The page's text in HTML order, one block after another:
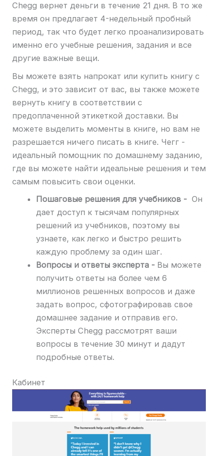
Chegg вернет деньги в течение 21 дня. В то же
время он предлагает 4-недельный пробный
период, так что будет легко проанализировать
именно его учебные решения, задания и все
другие важные вещи.
Вы можете взять напрокат или купить книгу с
Chegg, и это зависит от вас, вы также можете
вернуть книгу в соответствии с
предоплаченной этикеткой доставки. Вы
можете выделить моменты в книге, но вам не
разрешается ничего писать в книге. Чегг -
идеальный помощник по домашнему заданию,
где вы можете найти идеальные решения и тем
самым повысить свои оценки.
Пошаговые решения для учебников -Он
дает доступ к тысячам популярных
решений из учебников, поэтому вы
узнаете, как легко и быстро решить
каждую проблему за один шаг.
Вопросы и ответы эксперта - Вы можете
получить ответы на более чем 6
миллионов решенных вопросов и даже
задать вопрос, сфотографировав свое
домашнее задание и отправив его.
Эксперты Chegg рассмотрят ваши
вопросы в течение 30 минут и дадут
подробные ответы.
Кабинет